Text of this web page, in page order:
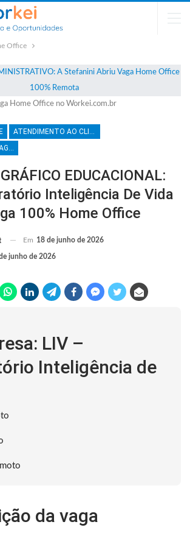
Office
Home Office no Workei.com.br
ATENDIMENTO AO CLIENTE
MARKETING E PROPAGANDA
EDUCACIONAL:
Inteligência De Vida
100% Home Office
Em 18 de junho de 2026
junho de 2026
LIV –
Inteligência de
da vaga